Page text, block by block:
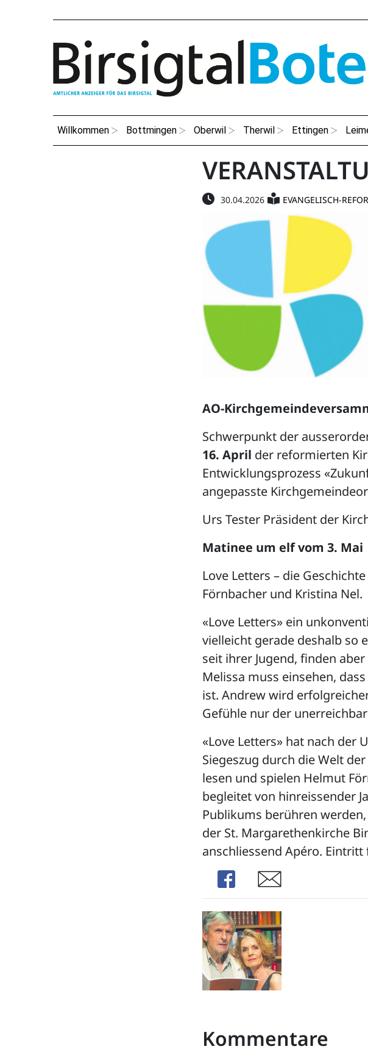
Willkommen Bottmingen Oberwil Therwil Ettingen
30.04.2026 EVANGELISCH-
AO-
Schwerpunkt der
16. April der reformierten
Entwicklungsprozess
angepasste
Urs Tester Präsident der
Matinee um elf vom 3. Mai
Love Letters – die
Förnbacher und Kristina Nel.
«Love Letters» ein
vielleicht gerade deshalb so
seit ihrer Jugend, finden
Melissa muss einsehen,
ist. Andrew wird
Gefühle nur der
«Love Letters» hat nach der
Siegeszug durch die Welt
lesen und spielen Helmut
begleitet von hinreissender
Publikums berühren
der St. Margarethenkirche
anschliessend Apéro. Eintritt
Share
Share
Kommentare